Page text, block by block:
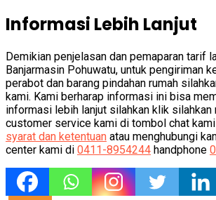
Informasi Lebih Lanjut
Demikian penjelasan dan pemaparan tarif
Banjarmasin Pohuwatu, untuk pengiriman
perabot dan barang pindahan rumah
kami. Kami berharap informasi ini bisa
informasi lebih lanjut silahkan klik silahkan
customer service kami di tombol chat kami
syarat dan ketentuan atau menghubungi
center kami di 0411-8954244 handphone